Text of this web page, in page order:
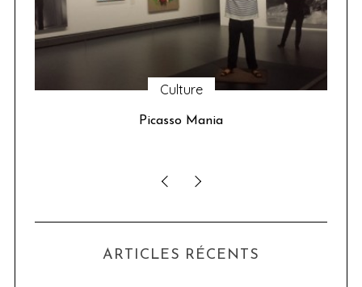
Culture
Picasso Mania
ARTICLES RÉCENTS